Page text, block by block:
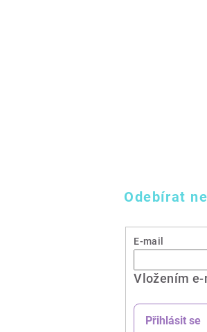
Odebírat
E-mail
Vložením
Přihlásit se